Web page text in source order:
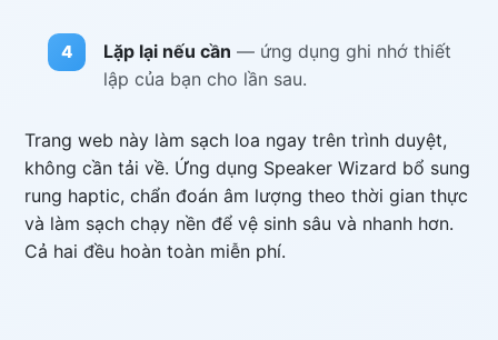
Lặp lại nếu cần — ứng dụng ghi nhớ thiết
lập của bạn cho lần sau.
Trang web này làm sạch loa ngay trên trình duyệt,
không cần tải về. Ứng dụng Speaker Wizard bổ sung
rung haptic, chẩn đoán âm lượng theo thời gian thực
và làm sạch chạy nền để vệ sinh sâu và nhanh hơn.
Cả hai đều hoàn toàn miễn phí.